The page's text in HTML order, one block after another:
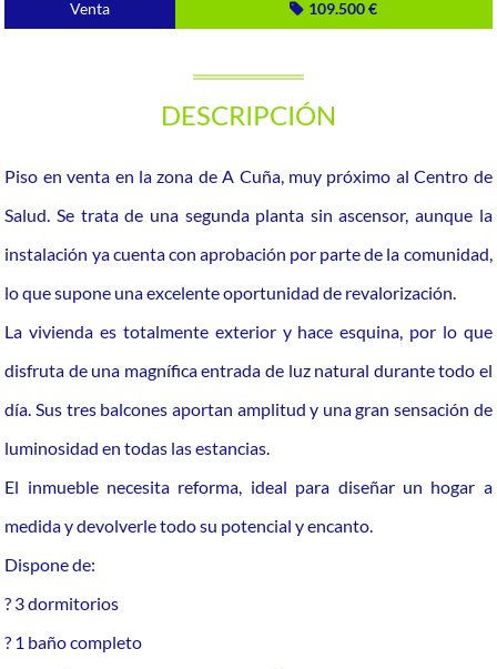
Venta 109.500 €
DESCRIPCIÓN
Piso en venta en la zona de A Cuña, muy próximo al Centro de
Salud. Se trata de una segunda planta sin ascensor, aunque la
instalación ya cuenta con aprobación por parte de la comunidad,
lo que supone una excelente oportunidad de revalorización.
La vivienda es totalmente exterior y hace esquina, por lo que
disfruta de una magnífica entrada de luz natural durante todo el
día. Sus tres balcones aportan amplitud y una gran sensación de
luminosidad en todas las estancias.
El inmueble necesita reforma, ideal para diseñar un hogar a
medida y devolverle todo su potencial y encanto.
Dispone de:
? 3 dormitorios
? 1 baño completo